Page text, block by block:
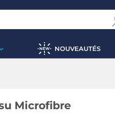
NOUVEAUTÉS
Microfibre